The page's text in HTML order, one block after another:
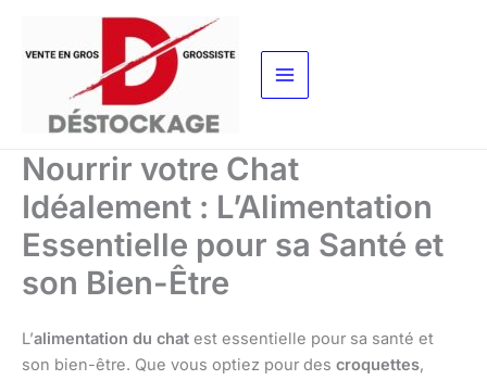
contenu
Nourrir votre Chat
Idéalement : L’Alimentation
Essentielle pour sa Santé et
son Bien-Être
L’alimentation du chat est essentielle pour sa santé et
son bien-être. Que vous optiez pour des croquettes,